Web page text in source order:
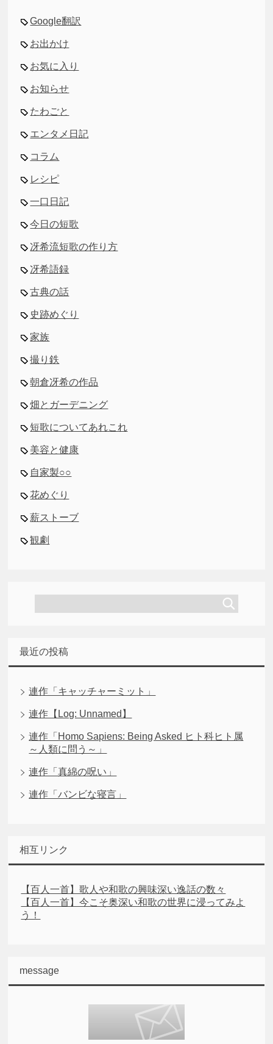
Google翻訳
お出かけ
お気に入り
お知らせ
たわごと
エンタメ日記
コラム
レシピ
一口日記
今日の短歌
冴希流短歌の作り方
冴希語録
古典の話
史跡めぐり
家族
撮り鉄
朝倉冴希の作品
畑とガーデニング
短歌についてあれこれ
美容と健康
自家製○○
花めぐり
薪ストーブ
観劇
最近の投稿
連作「キャッチャーミット」
連作【Log: Unnamed】
連作「Homo Sapiens: Being Asked ヒト科ヒト属
～人類に問う～」
連作「真綿の呪い」
連作「バンビな寝言」
相互リンク
【百人一首】歌人や和歌の興味深い逸話の数々
【百人一首】今こそ奥深い和歌の世界に浸ってみよ
う！
message